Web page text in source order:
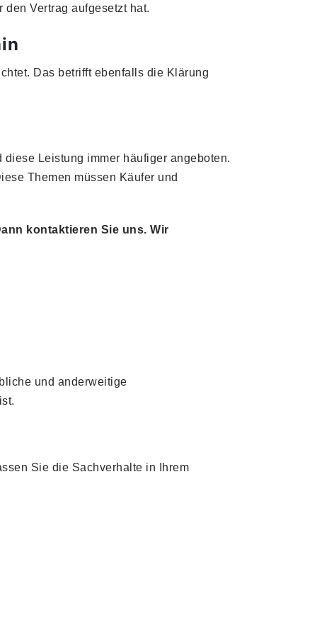
Vertrag aufgesetzt hat.
Das betrifft ebenfalls die Klärung
Leistung immer häufiger angeboten.
Themen müssen Käufer und
kontaktieren Sie uns. Wir
und anderweitige
Sie die Sachverhalte in Ihrem